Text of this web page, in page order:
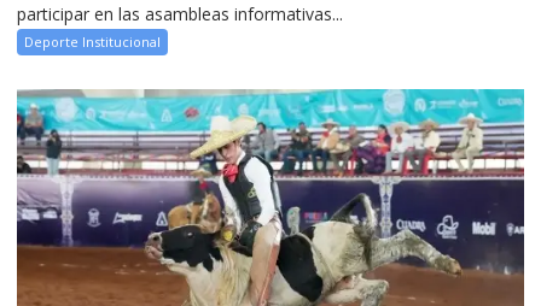
participar en las asambleas informativas...
Deporte Institucional